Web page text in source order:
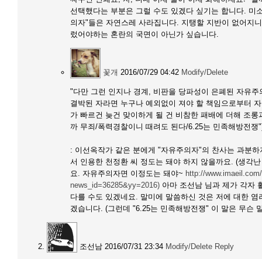
선택했다는 부분은 그럴 수도 있겠다 싶기는 합니다. 미
의자"들은 자연스레 사라집니다. 지탱할 지반이 없어지
렀어야하는 혼란의 국면이 아닌가 싶습니다.
꽃개 2016/07/29 04:42 Modify/Delete
"다만 그런 인지나 경계, 비판을 당파성이 은폐된 자유
결박된 자라면 누구나 예외없이 져야 할 책임으로부터
가 빠르건 늦건 맞이하게 될 건 비참한 패배에 더해 조
까 무죄/폭력경찰이니 때려도 된다/6.25는 민족해방전쟁
: 이선옥작가 같은 분에게 "자유주의자"의 찬사는 과분
서 인용한 천정환 씨 정도는 돼야 하지 않을까요. (생각
요. 자유주의자면 이정도는 돼야~ http://
news_id=36285&yy=2016) 아마 조선남 님과 제가 각자
다를 수도 있겠네요. 말미에 말씀하신 것은 저에 대한
겠습니다. (그런데 "6.25는 민족해방전쟁" 이 말은 무슨
조선남 2016/07/31 23:34 Modify/Delete Reply